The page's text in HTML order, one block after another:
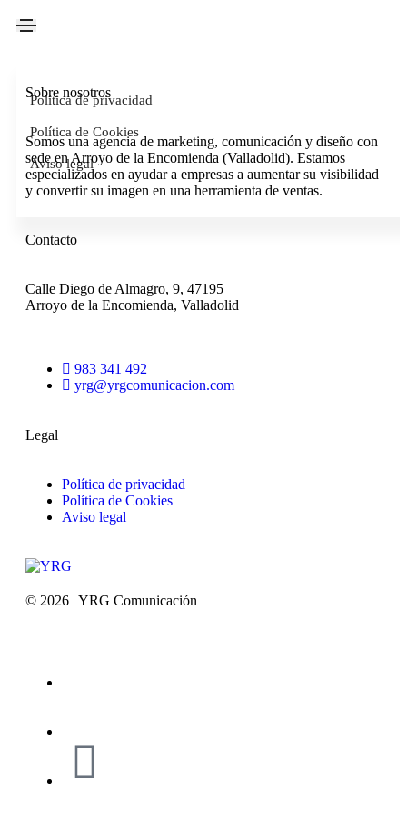
Política de privacidad
Política de Cookies
Aviso legal
Sobre nosotros
Somos una agencia de marketing, comunicación y diseño con
sede en Arroyo de la Encomienda (Valladolid). Estamos
especializados en ayudar a empresas a aumentar su visibilidad
y convertir su imagen en una herramienta de ventas.
Contacto
Calle Diego de Almagro, 9, 47195
Arroyo de la Encomienda, Valladolid
983 341 492
yrg@yrgcomunicacion.com
Legal
Política de privacidad
Política de Cookies
Aviso legal
© 2026 | YRG Comunicación